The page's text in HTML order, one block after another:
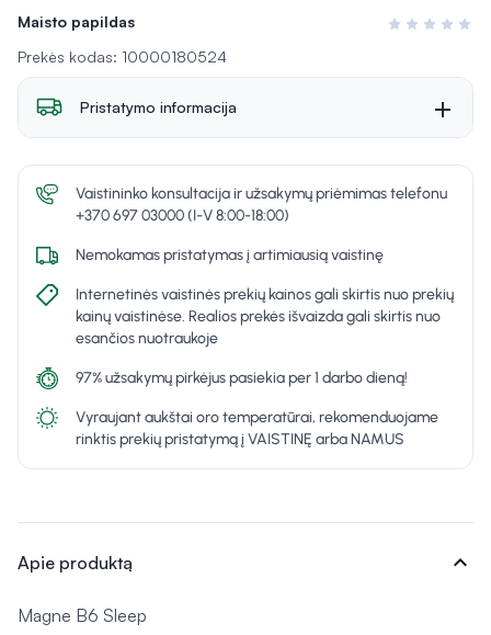
Maisto papildas
Įvertinimas 0
Prekės kodas: 10000180524
Pristatymo informacija
Vaistininko konsultacija ir užsakymų priėmimas telefonu
+370 697 03000 (I-V 8:00-18:00)
Nemokamas pristatymas į artimiausią vaistinę
Internetinės vaistinės prekių kainos gali skirtis nuo prekių
kainų vaistinėse. Realios prekės išvaizda gali skirtis nuo
esančios nuotraukoje
97% užsakymų pirkėjus pasiekia per 1 darbo dieną!
Vyraujant aukštai oro temperatūrai, rekomenduojame
rinktis prekių pristatymą į VAISTINĘ arba NAMUS
Apie produktą expand_more
Magne B6 Sleep